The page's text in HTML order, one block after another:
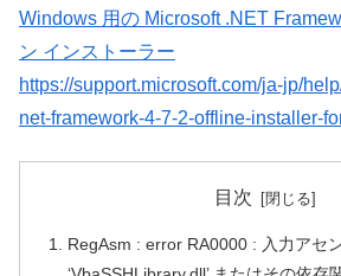
Windows 用の Microsoft .NET
ン インストーラー
https://support.microsoft.com/ja-jp/
net-framework-4-7-2-offline-installer-
目次
RegAsm : error RA0000 : 入力アセ